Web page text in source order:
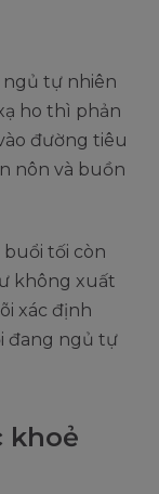
ngủ tự nhiên
ho thì phản
đường tiêu
nôn và buồn
tối còn
không xuất
xác định
đang ngủ tự
khoẻ